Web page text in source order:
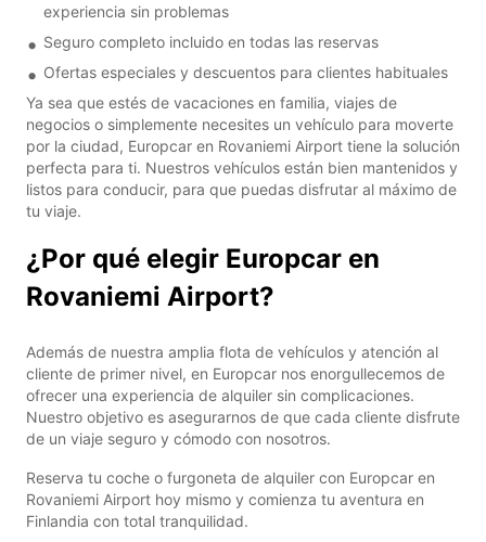
experiencia sin problemas
Seguro completo incluido en todas las reservas
Ofertas especiales y descuentos para clientes habituales
Ya sea que estés de vacaciones en familia, viajes de
negocios o simplemente necesites un vehículo para moverte
por la ciudad, Europcar en Rovaniemi Airport tiene la solución
perfecta para ti. Nuestros vehículos están bien mantenidos y
listos para conducir, para que puedas disfrutar al máximo de
tu viaje.
¿Por qué elegir Europcar en
Rovaniemi Airport?
Además de nuestra amplia flota de vehículos y atención al
cliente de primer nivel, en Europcar nos enorgullecemos de
ofrecer una experiencia de alquiler sin complicaciones.
Nuestro objetivo es asegurarnos de que cada cliente disfrute
de un viaje seguro y cómodo con nosotros.
Reserva tu coche o furgoneta de alquiler con Europcar en
Rovaniemi Airport hoy mismo y comienza tu aventura en
Finlandia con total tranquilidad.